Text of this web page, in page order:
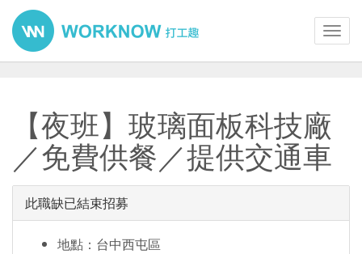
【夜班】玻璃面板科技廠
／免費供餐／提供交通車
此職缺已結束招募
地點：台中西屯區